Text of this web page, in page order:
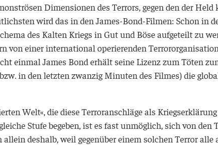
Dimensionen des Terrors, gegen den der
wird das in den James-Bond-Filmen: Schon in
des Kalten Kriegs in Gut und Böse aufgeteilt zu
von einer international operierenden
einmal James Bond erhält seine Lizenz zum Töten
in den letzten zwanzig Minuten des Filmes) die
Welt«, die diese Terroranschläge als
Stufe begeben, ist es fast unmöglich, sich von den
deshalb, weil gegenüber einem solchen Terror alle